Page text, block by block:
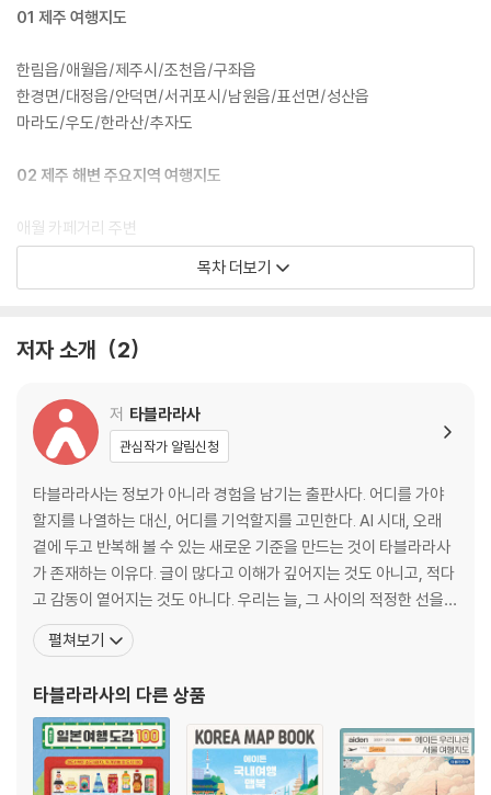
털 기계로 제공하기 어려운 ‘편리함’을 찾아 아날로그가 끝날 그날까지 아
01 제주 여행지도
한림읍/애월읍/제주시/조천읍/구좌읍
한경면/대정읍/안덕면/서귀포시/남원읍/표선면/성산읍
마라도/우도/한라산/추자도
02 제주 해변 주요지역 여행지도
애월 카페거리 주변
함덕 해수욕장 주변
중문관광단지 주변
성산일출봉 주변
제주 오름지도
03 맵북
제주전체 행정구역
제주전체 꽃계절
제주전체 오름
제주전체 카페
제주전체 액티비티
우도 마라도지도
한라산
제주 공항근처 지도
애월읍 주요지역 확대지도
목차 더보기
저자 소개 2
저 타블라라사
관심작가 알림신청
타블라라사는 정보가 아니라 경험을 남기는 출판사다. 어디를 가야
할지를 나열하는 대신, 어디를 기억할지를 고민한다. AI 시대, 오래
곁에 두고 반복해 볼 수 있는 새로운 기준을 만드는 것이 타블라라사
가 존재하는 이유다. 글이 많다고 이해가 깊어지는 것도 아니고, 적다
고 감동이 옅어지는 것도 아니다. 우리는 늘, 그 사이의 적정한 선을
“미친 디테일”, “여행에 진심인 출판사.” 독자들이 남긴 키워드다. AI
시대에 맞는 한국식 콘텐츠 스타일로 세계 시장에 도전할 것이다. ‘타
줄 한 줄, 하나
펼쳐보기
타블라라사의 다른 상품